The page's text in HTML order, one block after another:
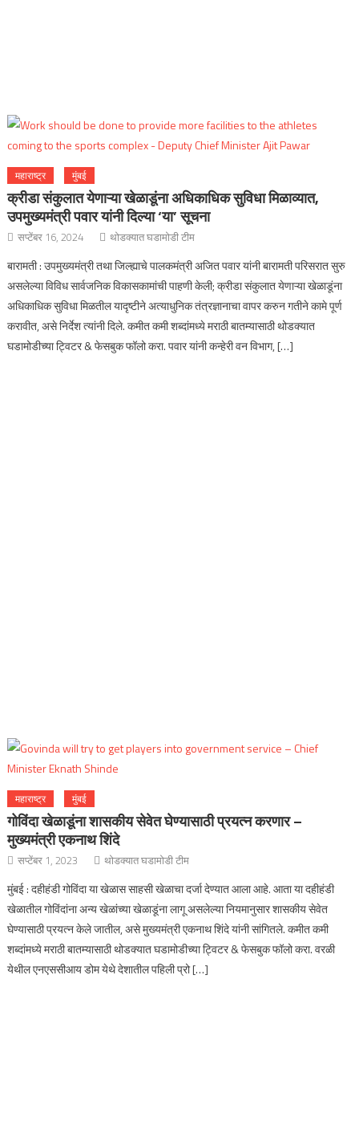
महाराष्ट्र मुंबई
क्रीडा संकुलात येणाऱ्या खेळाडूंना अधिकाधिक सुविधा मिळाव्यात,
उपमुख्यमंत्री पवार यांनी दिल्या ‘या’ सूचना
सप्टेंबर 16, 2024 थोडक्यात घडामोडी टीम
बारामती : उपमुख्यमंत्री तथा जिल्ह्याचे पालकमंत्री अजित पवार यांनी बारामती परिसरात सुरु
असलेल्या विविध सार्वजनिक विकासकामांची पाहणी केली; क्रीडा संकुलात येणाऱ्या खेळाडूंना
अधिकाधिक सुविधा मिळतील यादृष्टीने अत्याधुनिक तंत्रज्ञानाचा वापर करुन गतीने कामे पूर्ण
करावीत, असे निर्देश त्यांनी दिले. कमीत कमी शब्दांमध्ये मराठी बातम्यासाठी थोडक्यात
घडामोडीच्या ट्विटर & फेसबुक फॉलो करा. पवार यांनी कन्हेरी वन विभाग, […]
महाराष्ट्र मुंबई
गोविंदा खेळाडूंना शासकीय सेवेत घेण्यासाठी प्रयत्न करणार –
मुख्यमंत्री एकनाथ शिंदे
सप्टेंबर 1, 2023 थोडक्यात घडामोडी टीम
मुंबई : दहीहंडी गोविंदा या खेळास साहसी खेळाचा दर्जा देण्यात आला आहे. आता या दहीहंडी
खेळातील गोविंदांना अन्य खेळांच्या खेळाडूंना लागू असलेल्या नियमानुसार शासकीय सेवेत
घेण्यासाठी प्रयत्न केले जातील, असे मुख्यमंत्री एकनाथ शिंदे यांनी सांगितले. कमीत कमी
शब्दांमध्ये मराठी बातम्यासाठी थोडक्यात घडामोडीच्या ट्विटर & फेसबुक फॉलो करा. वरळी
येथील एनएससीआय डोम येथे देशातील पहिली प्रो […]